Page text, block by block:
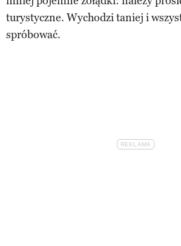
turystyczne. Wychodzi taniej i
spróbować.